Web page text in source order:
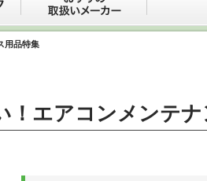
用品特集
！エアコンメンテ